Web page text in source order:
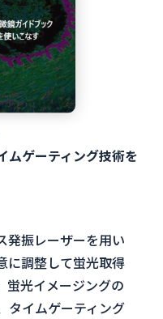
ムゲーティング技術を
発振レーザーを用い
に調整して蛍光取得
蛍光イメージングの
タイムゲーティング